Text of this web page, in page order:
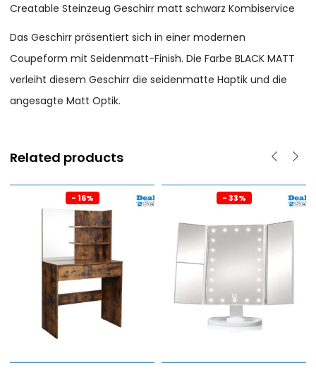
Creatable Steinzeug Geschirr matt schwarz Kombiservice
Das Geschirr präsentiert sich in einer modernen
Coupeform mit Seidenmatt-Finish. Die Farbe BLACK MATT
verleiht diesem Geschirr die seidenmatte Haptik und die
angesagte Matt Optik.
Related products
- 16% - 33%